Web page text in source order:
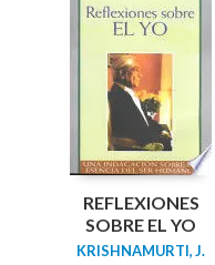
REFLEXIONES
SOBRE EL YO
KRISHNAMURTI, J.